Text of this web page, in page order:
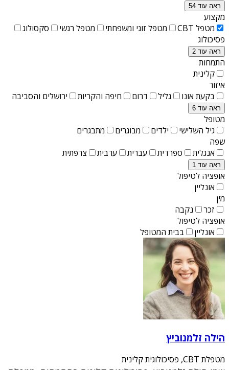
ראה עוד 54
מקצוע
מטפל CBT
מטפל זוגי ומשפחתי מטפל רגשי
סקסולוג
פסיכולוג
ראה עוד 2
התמחות
קלינית
איזור
בקעת אונו
גליל דרום חיפה והקריות ירושלים והסביבה
ראה עוד 6
מטופל
גיל השלישי
ילדים מבוגרים
מתבגרים
שפה
אנגלית
ספרדית עברית ערבית צרפתית
ראה עוד 1
אופציה לטיפול
אונליין
מין
זכר
נקבה
אופציה לטיפול
אונליין
בבית המטופל
הילה זלמנוביץ
מטפלת CBT, פסיכולוגית קלינית